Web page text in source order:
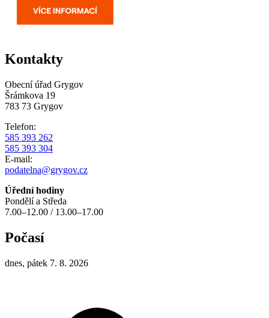
Kontakty
Obecní úřad Grygov
Šrámkova 19
783 73 Grygov
Telefon:
585 393 262
585 393 304
E-mail:
podatelna@grygov.cz
Úřední hodiny
Pondělí a Středa
7.00–12.00 / 13.00–17.00
Počasí
dnes, pátek 7. 8. 2026